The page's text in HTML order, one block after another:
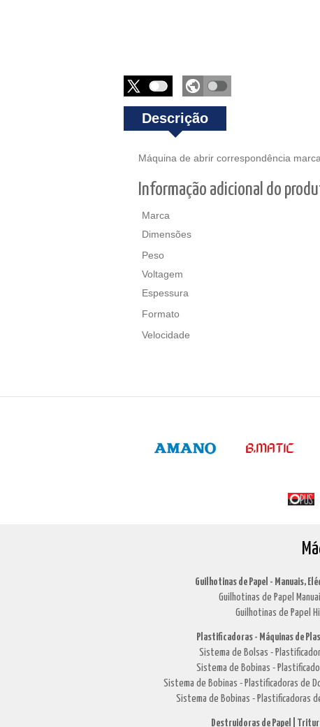
Descrição
Máquina de abrir correspondência
Informação adicional do
Marca
Dimensões
Peso
Voltagem
Espessura
Formato
Velocidade
Guilhotinas de Papel - Manuais,
Guilhotinas de Papel
Guilhotinas de Papel
Plastificadoras - Máquinas de
Sistema de Bolsas -
Sistema de Bobinas -
Sistema de Bobinas - Plastificadoras de
Sistema de Bobinas - Plastificadoras
Destruidoras de Papel |